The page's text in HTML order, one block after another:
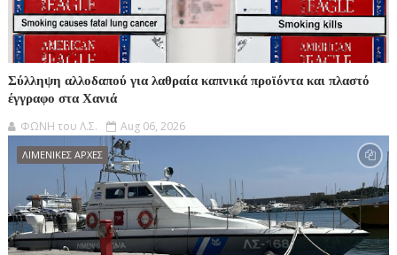
Σύλληψη αλλοδαπού για λαθραία καπνικά προϊόντα και πλαστό
έγγραφο στα Χανιά
ΦΩΝΗ του Λ.Σ. Aug 06, 2026
ΛΙΜΕΝΙΚΕΣ ΑΡΧΕΣ